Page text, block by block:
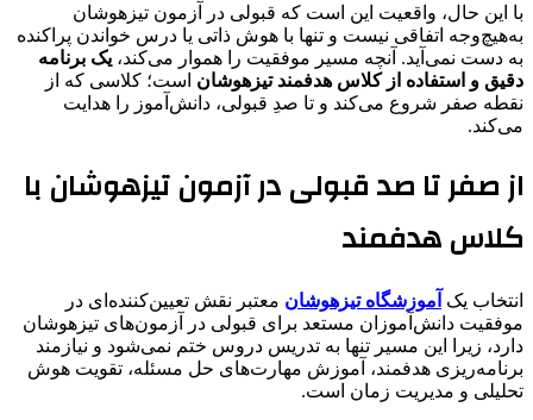
با این حال، واقعیت این است که قبولی در آزمون تیزهوشان
به‌هیچ‌وجه اتفاقی نیست و تنها با هوش ذاتی یا درس خواندن پراکنده
به دست نمی‌آید. آنچه مسیر موفقیت را هموار می‌کند، یک برنامه
دقیق و استفاده از کلاس هدفمند تیزهوشان است؛ کلاسی که از
نقطه صفر شروع می‌کند و تا صدِ قبولی، دانش‌آموز را هدایت
می‌کند.
از صفر تا صد قبولی در آزمون تیزهوشان با
کلاس هدفمند
انتخاب یک آموزشگاه تیزهوشان معتبر نقش تعیین‌کننده‌ای در
موفقیت دانش‌آموزان مستعد برای قبولی در آزمون‌های تیزهوشان
دارد، زیرا این مسیر تنها به تدریس دروس ختم نمی‌شود و نیازمند
برنامه‌ریزی هدفمند، آموزش مهارت‌های حل مسئله، تقویت هوش
تحلیلی و مدیریت زمان است.